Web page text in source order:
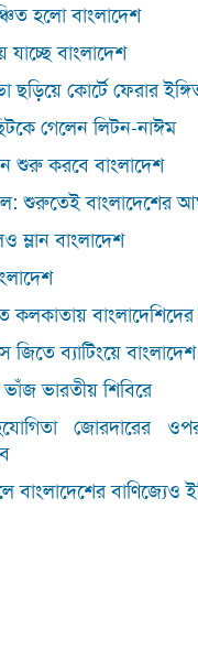
হলো বাংলাদেশ
যাচ্ছে বাংলাদেশ
কোর্টে ফেরার
গেলেন লিটন-নাঈম
শুরু করবে বাংলাদেশ
শুরুতেই বাংলাদেশের
ম্লান বাংলাদেশ
কলকাতায়
জিতে ব্যাটিংয়ে বাংলাদেশ
ভাঁজ ভারতীয় শিবিরে
জোরদারের
বাংলাদেশের